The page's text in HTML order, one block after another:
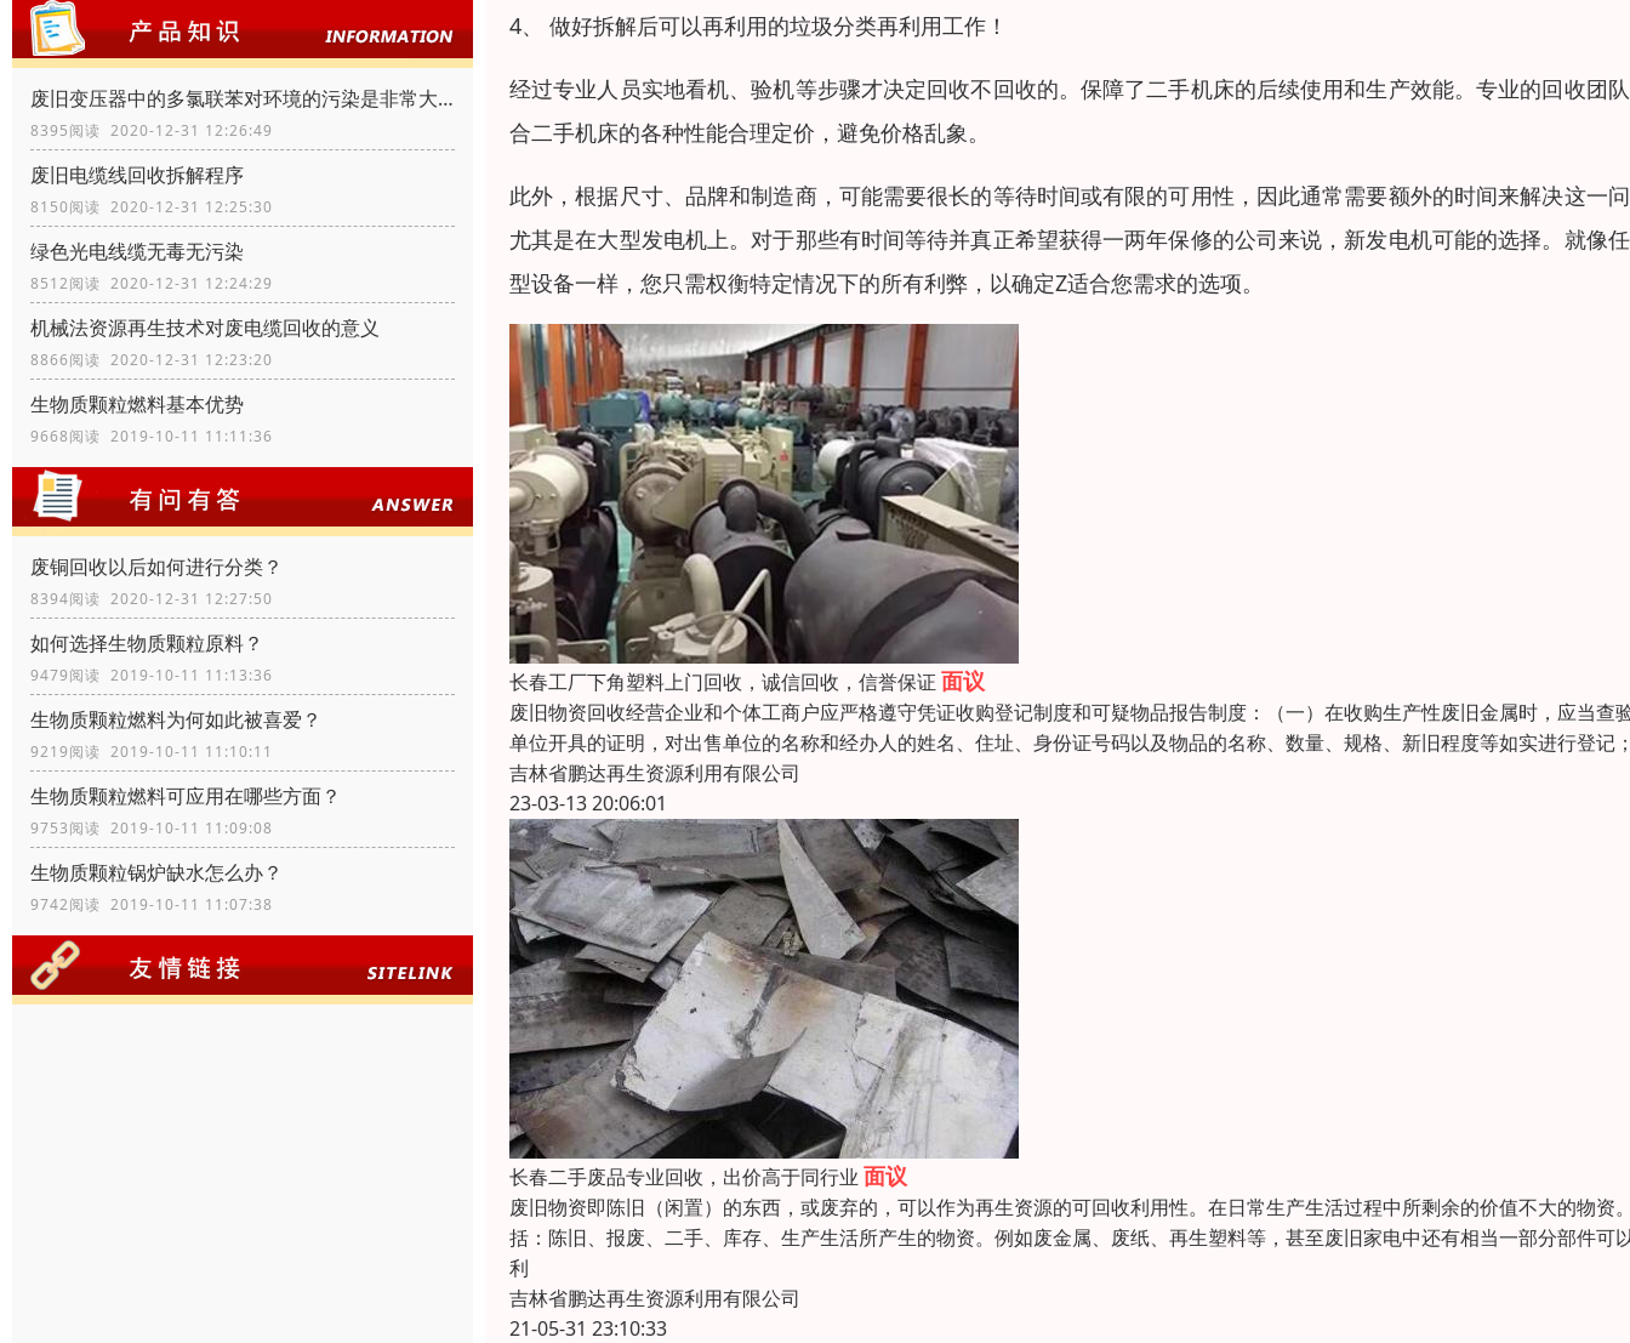
废旧变压器中的多氯联苯对环境的污染是非常大的
8395阅读 2020-12-31 12:26:49
废旧电缆线回收拆解程序
8150阅读 2020-12-31 12:25:30
绿色光电线缆无毒无污染
8512阅读 2020-12-31 12:24:29
机械法资源再生技术对废电缆回收的意义
8866阅读 2020-12-31 12:23:20
生物质颗粒燃料基本优势
9668阅读 2019-10-11 11:11:36
废铜回收以后如何进行分类？
8394阅读 2020-12-31 12:27:50
如何选择生物质颗粒原料？
9479阅读 2019-10-11 11:13:36
生物质颗粒燃料为何如此被喜爱？
9219阅读 2019-10-11 11:10:11
生物质颗粒燃料可应用在哪些方面？
9753阅读 2019-10-11 11:09:08
生物质颗粒锅炉缺水怎么办？
9742阅读 2019-10-11 11:07:38
4、 做好拆解后可以再利用的垃圾分类再利用工作！
经过专业人员实地看机、验机等步骤才决定回收不回收的。保障了二手机床的后续使用和生产效能。专业的回收团
合二手机床的各种性能合理定价，避免价格乱象。
此外，根据尺寸、品牌和制造商，可能需要很长的等待时间或有限的可用性，因此通常需要额外的时间来解决这一
尤其是在大型发电机上。对于那些有时间等待并真正希望获得一两年保修的公司来说，新发电机可能的选择。就像
型设备一样，您只需权衡特定情况下的所有利弊，以确定Z适合您需求的选项。
长春工厂下角塑料上门回收，诚信回收，信誉保证 面议
废旧物资回收经营企业和个体工商户应严格遵守凭证收购登记制度和可疑物品报告制度：（一）在收购生产性废旧金属时，应当查
单位开具的证明，对出售单位的名称和经办人的姓名、住址、身份证号码以及物品的名称、数量、规格、新旧程度等如实进行登记
吉林省鹏达再生资源利用有限公司
23-03-13 20:06:01
长春二手废品专业回收，出价高于同行业 面议
废旧物资即陈旧（闲置）的东西，或废弃的，可以作为再生资源的可回收利用性。在日常生产生活过程中所剩余的价值不大的物资
括：陈旧、报废、二手、库存、生产生活所产生的物资。例如废金属、废纸、再生塑料等，甚至废旧家电中还有相当一部分部件可
利
吉林省鹏达再生资源利用有限公司
21-05-31 23:10:33